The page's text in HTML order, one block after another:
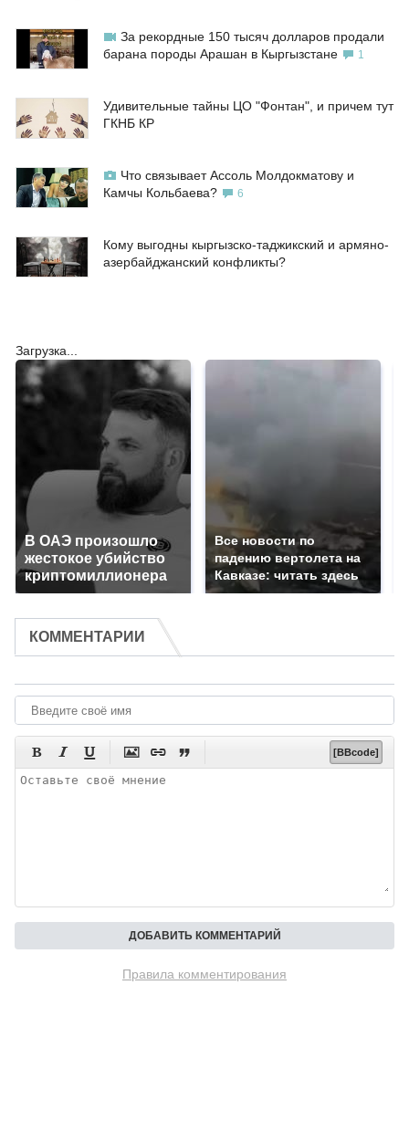
За рекордные 150 тысяч долларов продали
барана породы Арашан в Кыргызстане
1
Удивительные тайны ЦО "Фонтан", и причем тут
ГКНБ КР
Что связывает Ассоль Молдокматову и
Камчы Кольбаева?
6
Кому выгодны кыргызско-таджикский и армяно-
азербайджанский конфликты?
Загрузка...
В ОАЭ произошло
жестокое убийство
криптомиллионера
Все новости по
падению вертолета на
Кавказе: читать здесь
КОММЕНТАРИИ
      [BBcode]
Правила комментирования